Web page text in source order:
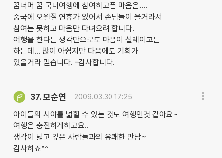
꿈너머 꿈 국내여행에 참여하고픈 마음은....
중국에 오월절 연휴가 있어서 손님들이 올거라서
참여는 못하고 마음만 다녀오려 합니다.
여행을 한다는 생각만으로도 마음이 설레이고는
하는데... 많이 아쉽지만 다음에도 기회가
있을거라 믿습니다. -감사합니다.
37.모순연 2009.03.30 17:25
아이들의 시야를 넓힐 수 있는 것도 여행인것 같아요~
여행은 충전하게하고요..
생각이 넓고 깊은 사람들과의 유쾌한 만남~
감사하죠^^